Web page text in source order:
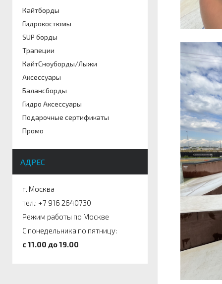
Кайтборды
Гидрокостюмы
SUP борды
Трапеции
КайтСноуборды/Лыжи
Аксессуары
Балансборды
Гидро Аксессуары
Подарочные сертификаты
Промо
АДРЕС
г. Москва
тел.: +7 916 2640730
Режим работы по Москве
С понедельника по пятницу:
c 11.00 до 19.00